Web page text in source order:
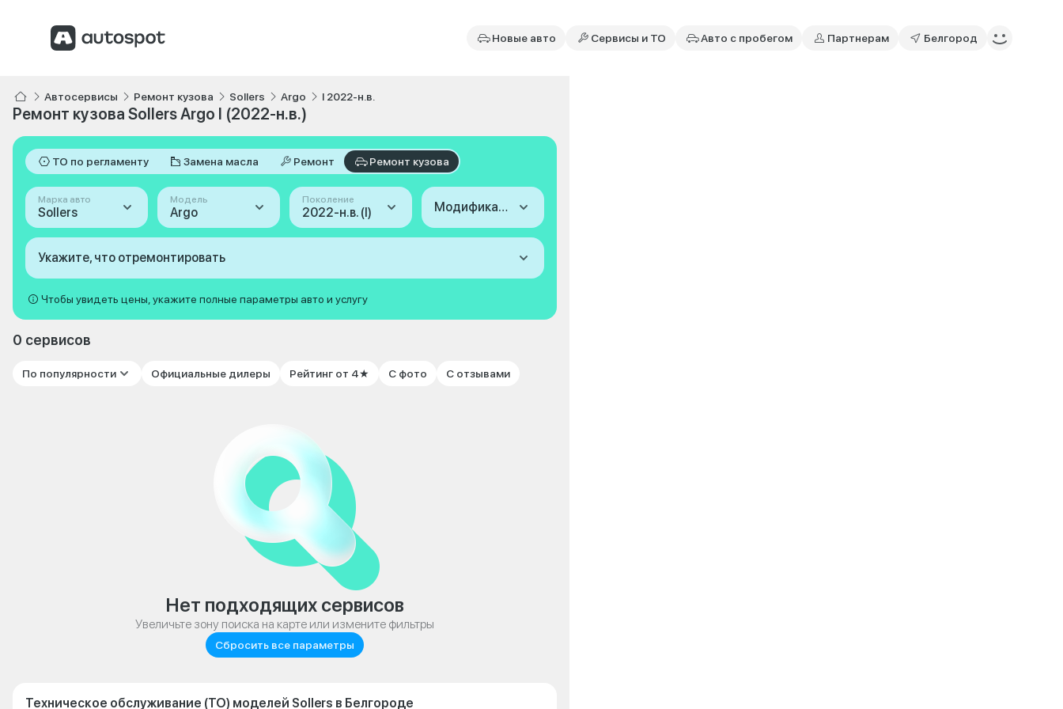
Новые авто Сервисы и ТО Авто с пробегом Партнерам Белгород
Автосервисы Ремонт кузова Sollers Argo I 2022-н.в.
Ремонт кузова Sollers Argo I (2022-н.в.)
ТО по регламенту Замена масла Ремонт Ремонт кузова
Марка авто
Sollers
Модель
Argo
Поколение
2022-н.в. (I) Модификация
Укажите, что отремонтировать
Чтобы увидеть цены, укажите полные параметры авто и услугу
0 сервисов
По популярности Официальные дилеры Рейтинг от 4★ С фото С отзывами
Нет подходящих сервисов
Увеличьте зону поиска на карте или измените фильтры
Сбросить все параметры
Техническое обслуживание (ТО) моделей Sollers в Белгороде